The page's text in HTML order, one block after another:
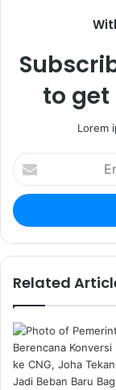
to
Lorem
E
n
e
y
u
E
m
a
i
l
Related